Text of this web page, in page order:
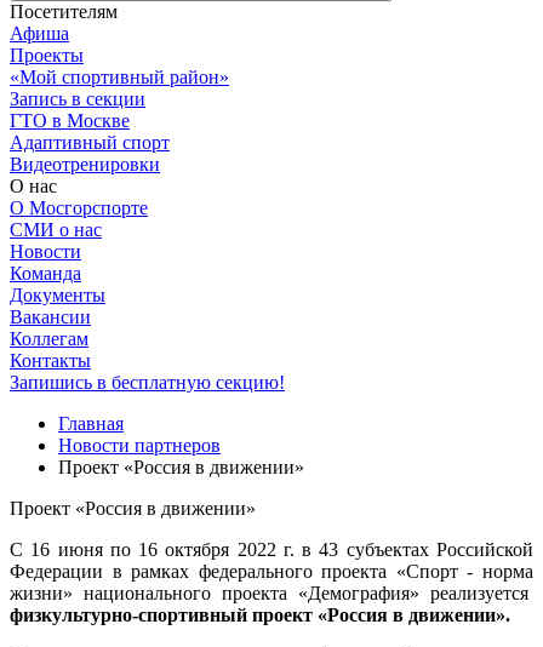
Посетителям
Афиша
Проекты
«Мой спортивный район»
Запись в секции
ГТО в Москве
Адаптивный спорт
Видеотренировки
О нас
О Мосгорспорте
СМИ о нас
Новости
Команда
Документы
Вакансии
Коллегам
Контакты
Запишись в бесплатную секцию!
Главная
Новости партнеров
Проект «Россия в движении»
Проект «Россия в движении»
С 16 июня по 16 октября 2022 г. в 43 субъектах Российской
Федерации в рамках федерального проекта «Спорт - норма
жизни» национального проекта «Демография» реализуется
физкультурно-спортивный проект «Россия в движении».